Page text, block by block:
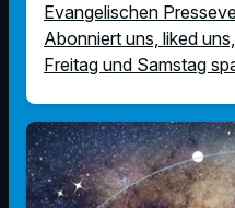
Evangelischen
Abonniert uns, liked
Freitag und Samstag